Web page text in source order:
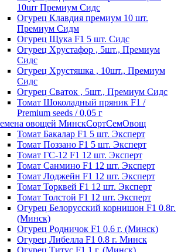
10шт Премиум Сидс
Огурец Клавдия премиум 10 шт.
Премиум Сидм
Огурец Щука F1 5 шт. Сидс
Огурец Хрустафор , 5шт., Премиум
Сидс
Огурец Хрустяшка , 10шт., Премиум
Сидс
Огурец Сваток , 5шт., Премиум Сидс
Томат Шоколадный пряник F1 /
Premium seeds / 0,05 г
овощей МинскСортСемОвощ
Томат Бакалар F1 5 шт. Эксперт
Томат Поззано F1 5 шт. Эксперт
Томат ГС-12 F1 12 шт. Эксперт
Томат Санмино F1 12 шт. Эксперт
Томат Лоджейн F1 12 шт. Эксперт
Томат Торквей F1 12 шт. Эксперт
Томат Толстой F1 12 шт. Эксперт
Огурец Белорусский корнишон F1 0.8г.
(Минск)
Огурец Родничок F1 0,6 г. (Минск)
Огурец Либелла F1 0.8 г. Минск
Огурец Титус F1 1 г. (Минск)